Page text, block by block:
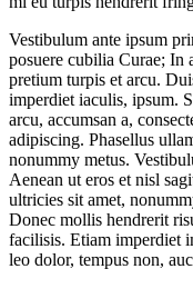
Vestibulum ante ipsum
posuere cubilia Curae; In
pretium turpis et arcu.
imperdiet iaculis, ipsum.
arcu, accumsan a,
adipiscing. Phasellus
nonummy metus.
Aenean ut eros et nisl
ultricies sit amet,
Donec mollis hendrerit
facilisis. Etiam imperdiet
leo dolor, tempus non,